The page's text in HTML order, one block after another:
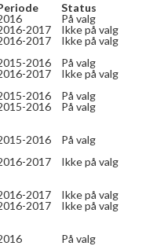
Status
På valg
2017
Ikke på valg
2017
Ikke på valg
2016
På valg
2017
Ikke på valg
2016
På valg
2016
På valg
2016
På valg
2017
Ikke på valg
2017
Ikke på valg
2017
Ikke på valg
På valg